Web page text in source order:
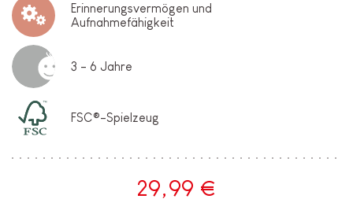
Erinnerungsvermögen und
Aufnahmefähigkeit
3 - 6 Jahre
FSC®-Spielzeug
29,99 €